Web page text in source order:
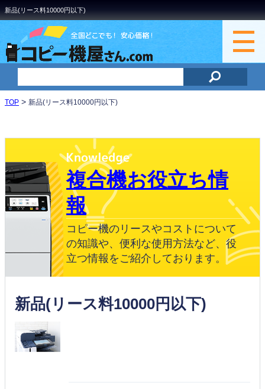
新品(リース料10000円以下)
TOP > 新品(リース料10000円以下)
複合機お役立ち情
報
コピー機のリースやコストについて
の知識や、便利な使用方法など、役
立つ情報をご紹介しております。
新品(リース料10000円以下)